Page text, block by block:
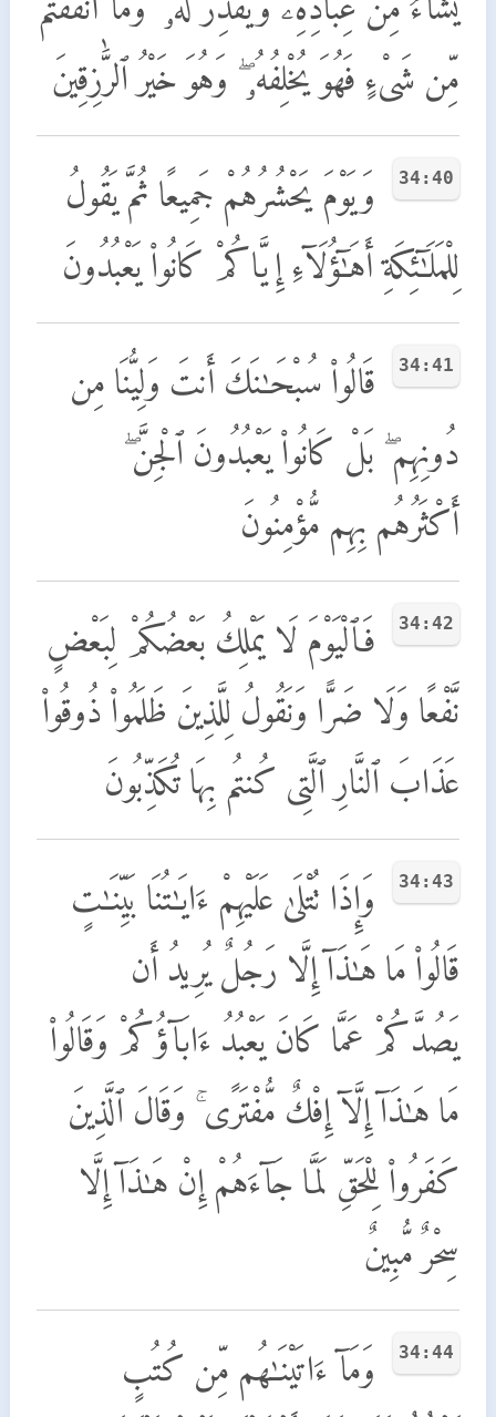
مِّن شَىْءٍ فَهُوَ يُخْلِفُهُۥ ۖ وَهُوَ خَيْرُ ٱلرَّٰزِقِينَ
34:40
وَيَوْمَ يَحْشُرُهُمْ جَمِيعًا ثُمَّ يَقُولُ
لِلْمَلَـٰٓئِكَةِ أَهَـٰٓؤُلَآءِ إِيَّاكُمْ كَانُوا۟ يَعْبُدُونَ
34:41
قَالُوا۟ سُبْحَـٰنَكَ أَنتَ وَلِيُّنَا مِن
دُونِهِم ۖ بَلْ كَانُوا۟ يَعْبُدُونَ ٱلْجِنَّ ۖ
أَكْثَرُهُم بِهِم مُّؤْمِنُونَ
34:42
فَٱلْيَوْمَ لَا يَمْلِكُ بَعْضُكُمْ لِبَعْضٍ
نَّفْعًا وَلَا ضَرًّا وَنَقُولُ لِلَّذِينَ ظَلَمُوا۟ ذُوقُوا۟
عَذَابَ ٱلنَّارِ ٱلَّتِى كُنتُم بِهَا تُكَذِّبُونَ
34:43
وَإِذَا تُتْلَىٰ عَلَيْهِمْ ءَايَـٰتُنَا بَيِّنَـٰتٍ
قَالُوا۟ مَا هَـٰذَآ إِلَّا رَجُلٌ يُرِيدُ أَن
يَصُدَّكُمْ عَمَّا كَانَ يَعْبُدُ ءَابَآؤُكُمْ وَقَالُوا۟
مَا هَـٰذَآ إِلَّآ إِفْكٌ مُّفْتَرًى ۚ وَقَالَ ٱلَّذِينَ
كَفَرُوا۟ لِلْحَقِّ لَمَّا جَآءَهُمْ إِنْ هَـٰذَآ إِلَّا
سِحْرٌ مُّبِينٌ
34:44
وَمَآ ءَاتَيْنَـٰهُم مِّن كُتُبٍ